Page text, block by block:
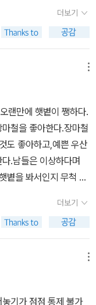
지. 이번에는 부산에 가
정치 얘기로 다투지
다짐을 해본다.벌써 꽤
명절마다 혼자 애들
본인도 명절에 애들
한 대 맞은 듯 한 느
고 싶을 거란 생각을 못
만나기 때문에, 우리 부
우 3번 밖에 아이들을
고 생각했다.애들엄
. 여름 휴가를 다녀오
결 더 여유로웠다. 정
에 고려도 하지 못했
열차에 비해 1시간, 2
.그렇게 저렴한 비용
모두 읽어보고 싶어집
럼, 좋은 작가는 제게
많다는 겁니다. 너무 많
루키입니다. 아직도
일로비치 도스토예프
다. 좋아하는 작가는
읽는 것은 산술적입니
었든 다 읽느냐 못 읽느
는 기쁨이 있으니까요.
작을 읽는 것은 중요
니다. 얼마 전에 같은 작
>를 무척 재미있게
않았습니다. '<제노
까?' 라는 생각으로 <1
>은 '에도가와 란포상
아합니다. 상또한 제
은 몇 몇 작품을 읽고
다는 사실에 많이 놀랐
방대한 전문자료를 토
일본소설은 무라카미
전에 미야베 미유키의
일본 추리소설이나
<모방범>은 밑도 끝
리지 못할 정도였다.
한 일상사를 꾸역꾸역
는 생각이 들었다. 양
홍명희의 <임꺽정>처
설전체와 어떤 유기적
>을 읽는 내내 먼저 읽
버린 <모방범>읽기는
안 일본추리소설은 재
본 장르소설에 대한
더보기
랜만에 햇볕이 쨍하다.
철을 좋아한다.장마철
도 좋아하고,예쁜 우산
.남들은 이상하다며
볕을 봐서인지 무척 더
.더위를 잘 견딘다고 생
욕을 하다시피하고
시나 7월이 되니 구입
다. 조정래
고 싶다.이번엔 또 어
더보기
기가 점점 통제 불가